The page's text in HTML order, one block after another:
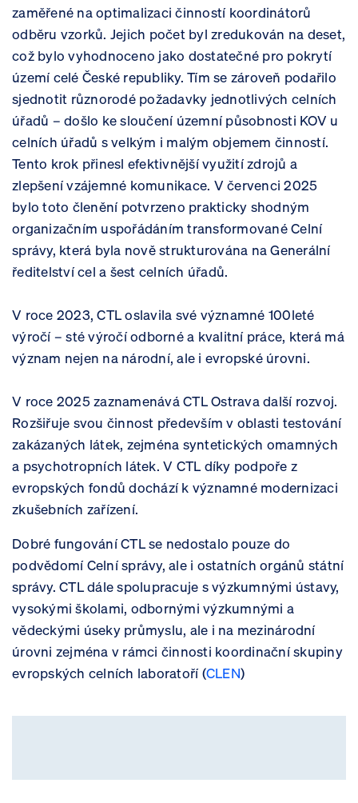
zaměřené na optimalizaci činností koordinátorů
odběru vzorků. Jejich počet byl zredukován na deset,
což bylo vyhodnoceno jako dostatečné pro pokrytí
území celé České republiky. Tím se zároveň podařilo
sjednotit různorodé požadavky jednotlivých celních
úřadů – došlo ke sloučení územní působnosti KOV u
celních úřadů s velkým i malým objemem činností.
Tento krok přinesl efektivnější využití zdrojů a
zlepšení vzájemné komunikace. V červenci 2025
bylo toto členění potvrzeno prakticky shodným
organizačním uspořádáním transformované Celní
správy, která byla nově strukturována na Generální
ředitelství cel a šest celních úřadů.
V roce 2023, CTL oslavila své významné 100leté
výročí – sté výročí odborné a kvalitní práce, která má
význam nejen na národní, ale i evropské úrovni.
V roce 2025 zaznamenává CTL Ostrava další rozvoj.
Rozšiřuje svou činnost především v oblasti testování
zakázaných látek, zejména syntetických omamných
a psychotropních látek. V CTL díky podpoře z
evropských fondů dochází k významné modernizaci
zkušebních zařízení.
Dobré fungování CTL se nedostalo pouze do
podvědomí Celní správy, ale i ostatních orgánů státní
správy. CTL dále spolupracuje s výzkumnými ústavy,
vysokými školami, odbornými výzkumnými a
vědeckými úseky průmyslu, ale i na mezinárodní
úrovni zejména v rámci činnosti koordinační skupiny
evropských celních laboratoří (CLEN​)